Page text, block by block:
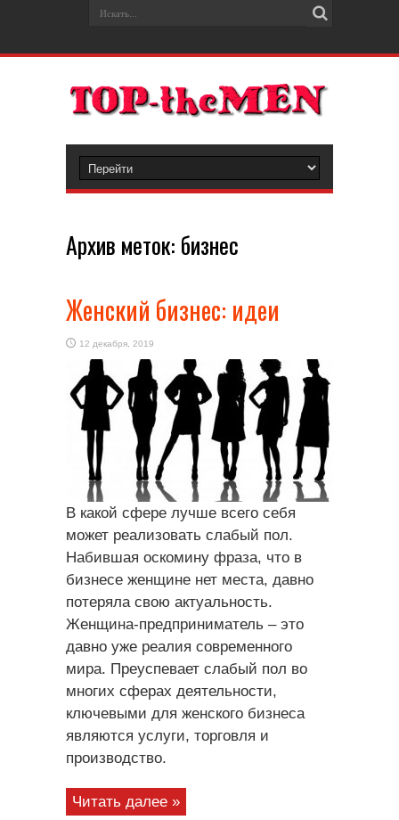
Архив меток: бизнес
Женский бизнес: идеи
12 декабря, 2019
В какой сфере лучше всего себя
может реализовать слабый пол.
Набившая оскомину фраза, что в
бизнесе женщине нет места, давно
потеряла свою актуальность.
Женщина-предприниматель – это
давно уже реалия современного
мира. Преуспевает слабый пол во
многих сферах деятельности,
ключевыми для женского бизнеса
являются услуги, торговля и
производство.
Читать далее »